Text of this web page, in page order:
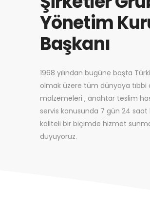
Yönetim
Başkanı
1968 yılından bugüne başta
olmak üzere tüm dünyaya tıbbi
malzemeleri , anahtar teslim
servis konusunda 7 gün 24 saat
kaliteli bir biçimde hizmet
duyuyoruz.